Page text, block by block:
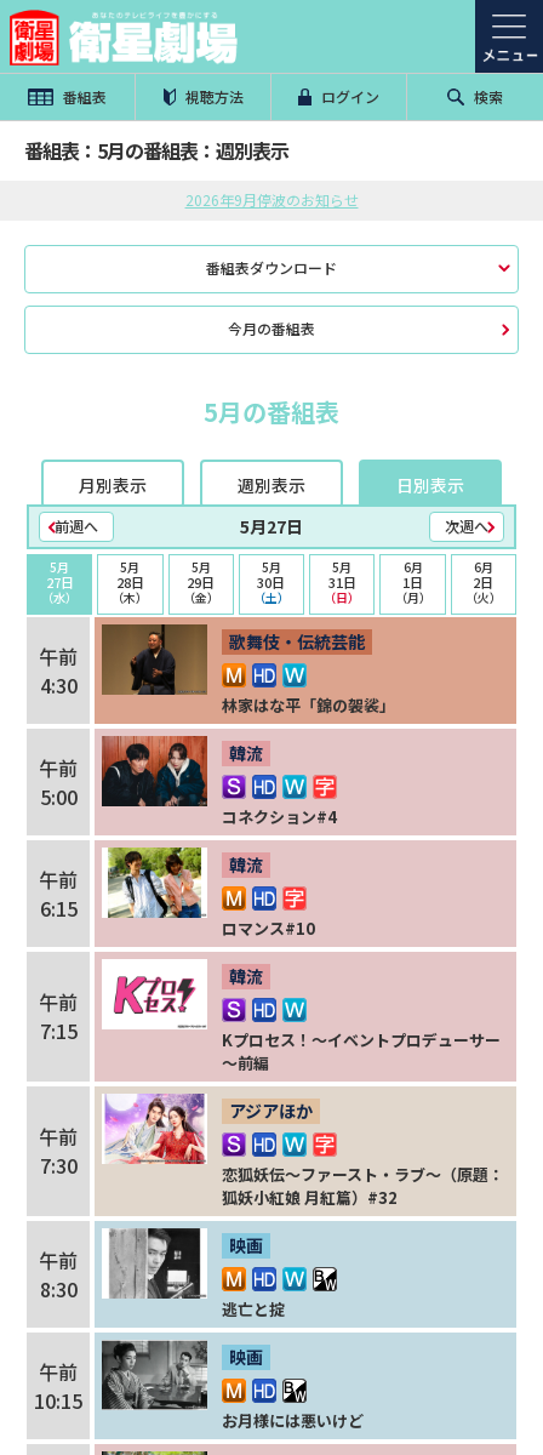
番組表 視聴方法 ログイン 検索
番組表：5月の番組表：週別表示
2026年9月停波のお知らせ
番組表ダウンロード
今月の番組表
5月の番組表
月別表示 週別表示 日別表示
前週へ 5月27日 次週へ
5月
27日
（水）
5月
28日
（木）
5月
29日
（金）
5月
30日
（土）
5月
31日
（日）
6月
1日
（月）
6月
2日
（火）
午前
4:30
歌舞伎・伝統芸能
林家はな平「錦の袈裟」
午前
5:00
韓流
コネクション#4
午前
6:15
韓流
ロマンス#10
午前
7:15
韓流
Kプロセス！～イベントプロデューサー
～前編
午前
7:30
アジアほか
恋狐妖伝～ファースト・ラブ～（原題：
狐妖小紅娘 月紅篇）#32
午前
8:30
映画
逃亡と掟
午前
10:15
映画
お月様には悪いけど